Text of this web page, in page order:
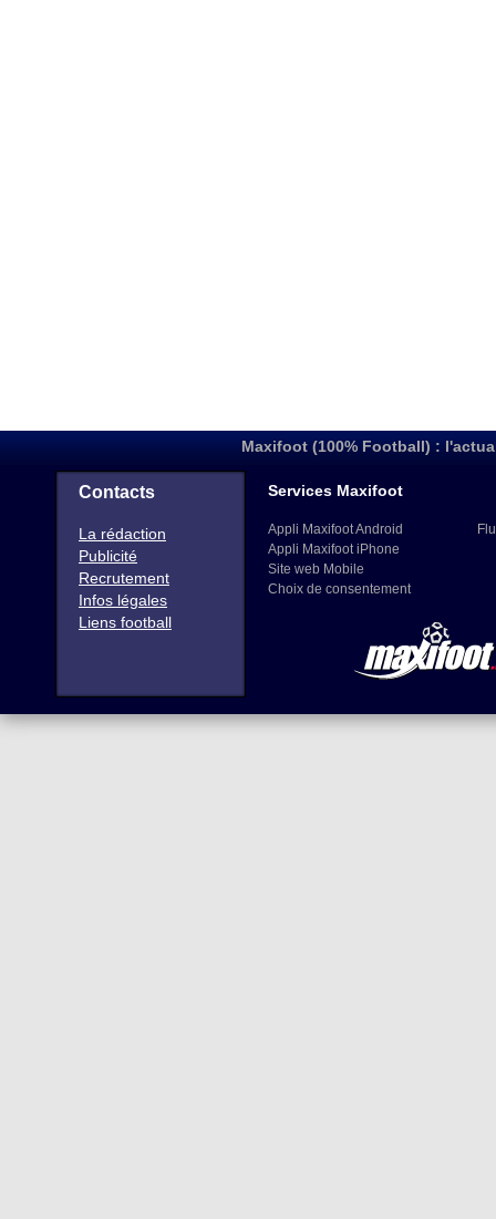
Maxifoot (100% Football) :
Contacts
La rédaction
Publicité
Recrutement
Infos légales
Liens football
Services Maxifoot
Appli Maxifoot Android
Appli Maxifoot iPhone
Site web Mobile
Choix de consentement